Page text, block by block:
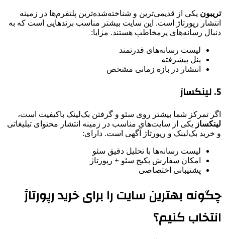
تریبون یکی از قدیمی‌ترین و شناخته‌شده‌ترین پلتفرم‌ها در زمینه
انتشار رپورتاژ است. این سایت بیشتر مناسب برندهایی است که به
دنبال رسانه‌های پرمخاطب هستند. مزایا:
لیست رسانه‌های قدرتمند
پنل پیشرفته
انتشار در بازه زمانی مشخص
5. لینکساز
اگر تمرکز شما بیشتر روی سئو و گرفتن بک‌لینک باکیفیت است،
لینکساز یکی از سایت‌های مناسب در زمینه انتشار محتوای تبلیغاتی
و خرید بک‌لینک و رپورتاژ آگهی است. دارای:
لیست رسانه‌ها با تحلیل دقیق سئو
امکان سفارش پکیج سئو + رپورتاژ
پشتیبانی اختصاصی
چگونه بهترین سایت را برای خرید رپورتاژ
انتخاب کنیم؟